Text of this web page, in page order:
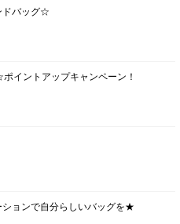
ドバッグ☆
イントアップキャンペーン！
ションで自分らしいバッグを★